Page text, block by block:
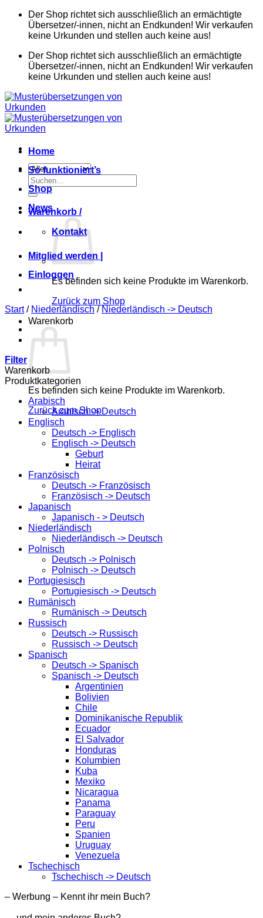
Zum
springen
Der Shop richtet sich ausschließlich an ermächtigte
Übersetzer/-innen, nicht an Endkunden! Wir verkaufen
keine Urkunden und stellen auch keine aus!
Der Shop richtet sich ausschließlich an ermächtigte
Übersetzer/-innen, nicht an Endkunden! Wir verkaufen
keine Urkunden und stellen auch keine aus!
Suchen
nach:
Warenkorb /
Es befinden sich keine Produkte im Warenkorb.
Zurück zum Shop
Warenkorb
Es befinden sich keine Produkte im Warenkorb.
Zurück zum Shop
Home
So funktioniert’s
Shop
News
Kontakt
Mitglied werden |
Einloggen
Start / Niederländisch / Niederländisch -> Deutsch
Filter
Warenkorb
Produktkategorien
Arabisch
Arabisch -> Deutsch
Englisch
Deutsch -> Englisch
Englisch -> Deutsch
Geburt
Heirat
Französisch
Deutsch -> Französisch
Französisch -> Deutsch
Japanisch
Japanisch - > Deutsch
Niederländisch
Niederländisch -> Deutsch
Polnisch
Deutsch -> Polnisch
Polnisch -> Deutsch
Portugiesisch
Portugiesisch -> Deutsch
Rumänisch
Rumänisch -> Deutsch
Russisch
Deutsch -> Russisch
Russisch -> Deutsch
Spanisch
Deutsch -> Spanisch
Spanisch -> Deutsch
Argentinien
Bolivien
Chile
Dominikanische Republik
Ecuador
El Salvador
Honduras
Kolumbien
Kuba
Mexiko
Nicaragua
Panama
Paraguay
Peru
Spanien
Uruguay
Venezuela
Tschechisch
Tschechisch -> Deutsch
– Werbung – Kennt ihr mein Buch?